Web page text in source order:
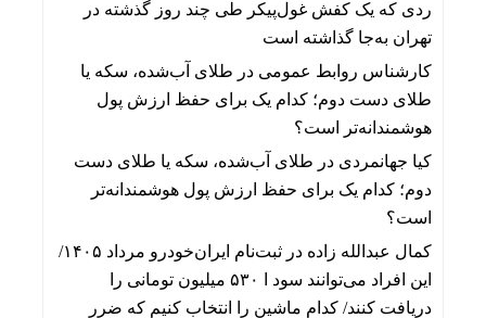
ردی که یک کفش غول‌پیکر طی چند روز گذشته در
تهران به‌جا گذاشته است
کارشناس روابط عمومی در طلای آب‌شده، سکه یا
طلای دست دوم؛ کدام یک برای حفظ ارزش پول
هوشمندانه‌تر است؟
کیا جهانمردی در طلای آب‌شده، سکه یا طلای دست
دوم؛ کدام یک برای حفظ ارزش پول هوشمندانه‌تر
است؟
کمال عبدالله زاده در
ثبت‌نام ایران‌خودرو مرداد ۱۴۰۵/
این افراد می‌توانند سود ا ۵۳۰ میلیون تومانی را
دریافت کنند/ کدام ماشین را انتخاب کنیم که ضرر